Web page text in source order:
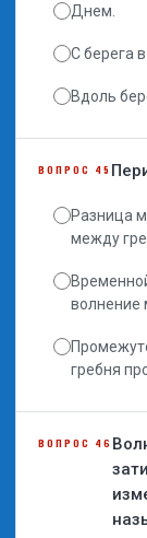
Днем.
С берега
Вдоль
ВОПРОС 45
Разница
между
волнение
гребня
ВОПРОС 46